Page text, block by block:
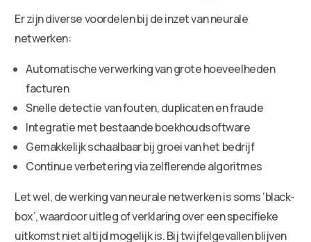
Er zijn diverse voordelen bij de inzet van neurale
netwerken:
Automatische verwerking van grote hoeveelheden
facturen
Snelle detectie van fouten, duplicaten en fraude
Integratie met bestaande boekhoudsoftware
Gemakkelijk schaalbaar bij groei van het bedrijf
Continue verbetering via zelflerende algoritmes
Let wel, de werking van neurale netwerken is soms ‘black-
box’, waardoor uitleg of verklaring over een specifieke
uitkomst niet altijd mogelijk is. Bij twijfelgevallen blijven